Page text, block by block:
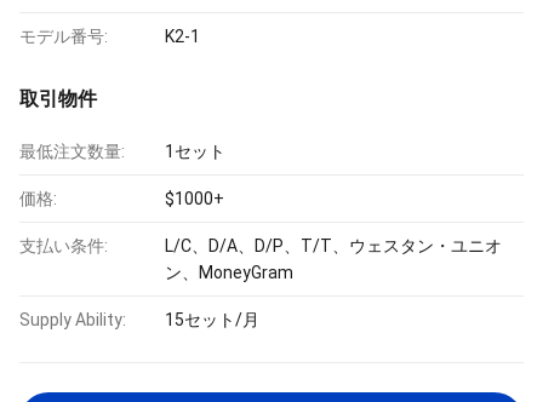
モデル番号: K2-1
取引物件
最低注文数量: 1セット
価格: $1000+
支払い条件:
L/C、D/A、D/P、T/T、ウェスタン・ユニオ
ン、MoneyGram
Supply Ability: 15セット/月